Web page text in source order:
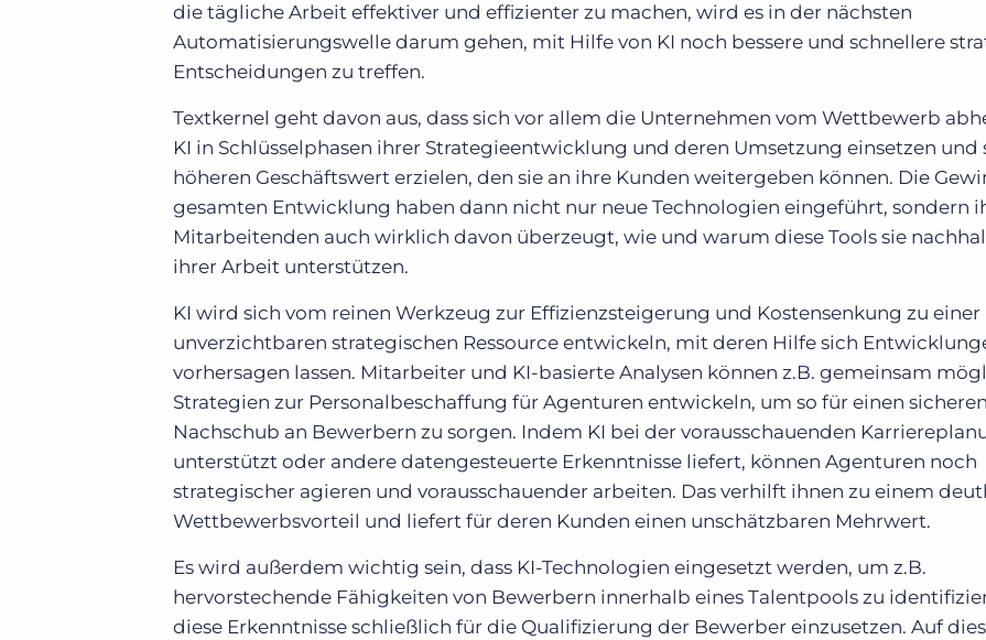
die tägliche Arbeit effektiver und effizienter zu machen, wird es in der nächsten
Automatisierungswelle darum gehen, mit Hilfe von KI noch bessere und schnellere
Entscheidungen zu treffen.
Textkernel geht davon aus, dass sich vor allem die Unternehmen vom Wettbewerb
KI in Schlüsselphasen ihrer Strategieentwicklung und deren Umsetzung einsetzen und
höheren Geschäftswert erzielen, den sie an ihre Kunden weitergeben können. Die
gesamten Entwicklung haben dann nicht nur neue Technologien eingeführt, sondern
Mitarbeitenden auch wirklich davon überzeugt, wie und warum diese Tools sie
ihrer Arbeit unterstützen.
KI wird sich vom reinen Werkzeug zur Effizienzsteigerung und Kostensenkung zu einer
unverzichtbaren strategischen Ressource entwickeln, mit deren Hilfe sich
vorhersagen lassen. Mitarbeiter und KI-basierte Analysen können z.B. gemeinsam
Strategien zur Personalbeschaffung für Agenturen entwickeln, um so für einen sicheren
Nachschub an Bewerbern zu sorgen. Indem KI bei der vorausschauenden
unterstützt oder andere datengesteuerte Erkenntnisse liefert, können Agenturen noch
strategischer agieren und vorausschauender arbeiten. Das verhilft ihnen zu einem
Wettbewerbsvorteil und liefert für deren Kunden einen unschätzbaren Mehrwert.
Es wird außerdem wichtig sein, dass KI-Technologien eingesetzt werden, um z.B.
hervorstechende Fähigkeiten von Bewerbern innerhalb eines Talentpools zu
diese Erkenntnisse schließlich für die Qualifizierung der Bewerber einzusetzen. Auf